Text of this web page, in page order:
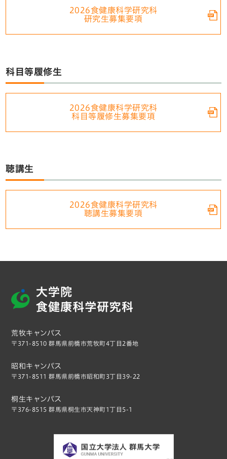
2026食健康科学研究科
研究生募集要項
科目等履修生
2026食健康科学研究科
科目等履修生募集要項
聴講生
2026食健康科学研究科
聴講生募集要項
荒牧キャンパス
〒371-8510 群馬県前橋市荒牧町4丁目2番地
昭和キャンパス
〒371-8511 群馬県前橋市昭和町3丁目39-22
桐生キャンパス
〒376-8515 群馬県桐生市天神町1丁目5-1